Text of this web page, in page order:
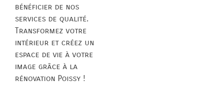
bénéficier de nos
services de qualité.
Transformez votre
intérieur et créez un
espace de vie à votre
image grâce à la
rénovation Poissy !